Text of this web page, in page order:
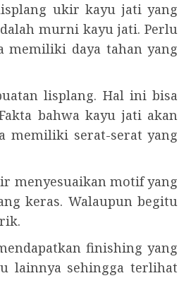
ukir kayu jati yang
murni kayu jati. Perlu
memiliki daya tahan yang
lisplang. Hal ini bisa
bahwa kayu jati akan
memiliki serat-serat yang
menyesuaikan motif yang
keras. Walaupun begitu
finishing yang
lainnya sehingga terlihat